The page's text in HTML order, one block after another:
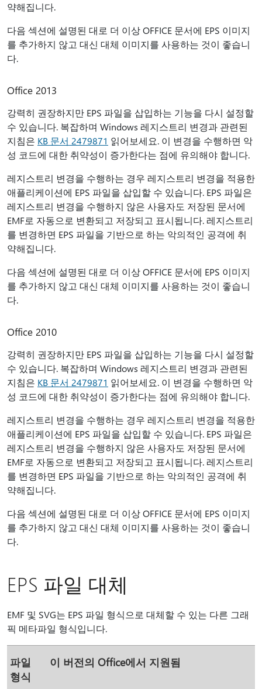
약해집니다.
다음 섹션에 설명된 대로 더 이상 OFFICE 문서에 EPS 이미지
를 추가하지 않고 대신 대체 이미지를 사용하는 것이 좋습니
다.
Office 2013
강력히 권장하지만 EPS 파일을 삽입하는 기능을 다시 설정할
수 있습니다. 복잡하며 Windows 레지스트리 변경과 관련된
지침은 KB 문서 2479871 읽어보세요. 이 변경을 수행하면 악
성 코드에 대한 취약성이 증가한다는 점에 유의해야 합니다.
레지스트리 변경을 수행하는 경우 레지스트리 변경을 적용한
애플리케이션에 EPS 파일을 삽입할 수 있습니다. EPS 파일은
레지스트리 변경을 수행하지 않은 사용자도 저장된 문서에
EMF로 자동으로 변환되고 저장되고 표시됩니다. 레지스트리
를 변경하면 EPS 파일을 기반으로 하는 악의적인 공격에 취
약해집니다.
다음 섹션에 설명된 대로 더 이상 OFFICE 문서에 EPS 이미지
를 추가하지 않고 대신 대체 이미지를 사용하는 것이 좋습니
다.
Office 2010
강력히 권장하지만 EPS 파일을 삽입하는 기능을 다시 설정할
수 있습니다. 복잡하며 Windows 레지스트리 변경과 관련된
지침은 KB 문서 2479871 읽어보세요. 이 변경을 수행하면 악
성 코드에 대한 취약성이 증가한다는 점에 유의해야 합니다.
레지스트리 변경을 수행하는 경우 레지스트리 변경을 적용한
애플리케이션에 EPS 파일을 삽입할 수 있습니다. EPS 파일은
레지스트리 변경을 수행하지 않은 사용자도 저장된 문서에
EMF로 자동으로 변환되고 저장되고 표시됩니다. 레지스트리
를 변경하면 EPS 파일을 기반으로 하는 악의적인 공격에 취
약해집니다.
다음 섹션에 설명된 대로 더 이상 OFFICE 문서에 EPS 이미지
를 추가하지 않고 대신 대체 이미지를 사용하는 것이 좋습니
다.
EPS 파일 대체
EMF 및 SVG는 EPS 파일 형식으로 대체할 수 있는 다른 그래
픽 메타파일 형식입니다.
파일
형식
이 버전의 Office에서 지원됨